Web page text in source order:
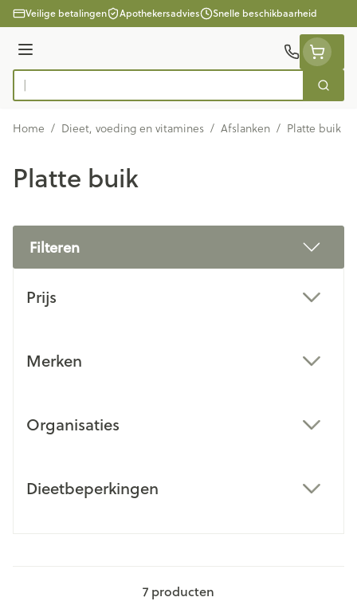
Ga naar de inhoud
Veilige betalingen Apothekersadvies Snelle beschikbaarheid
Menu
Product, merk, categorie...
Zoek
Home / Dieet, voeding en vitamines / Afslanken / Platte buik
Platte buik
Filteren
Prijs
Merken
Organisaties
Dieetbeperkingen
7 producten